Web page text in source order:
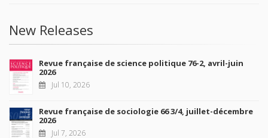
New Releases
Revue française de science politique 76-2, avril-juin
2026
Jul 10, 2026
Revue française de sociologie 66 3/4, juillet-décembre
2026
Jul 7, 2026